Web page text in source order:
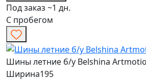
Под заказ ~1 дн.
С пробегом
Шины летние б/у Belshina
Ширина195